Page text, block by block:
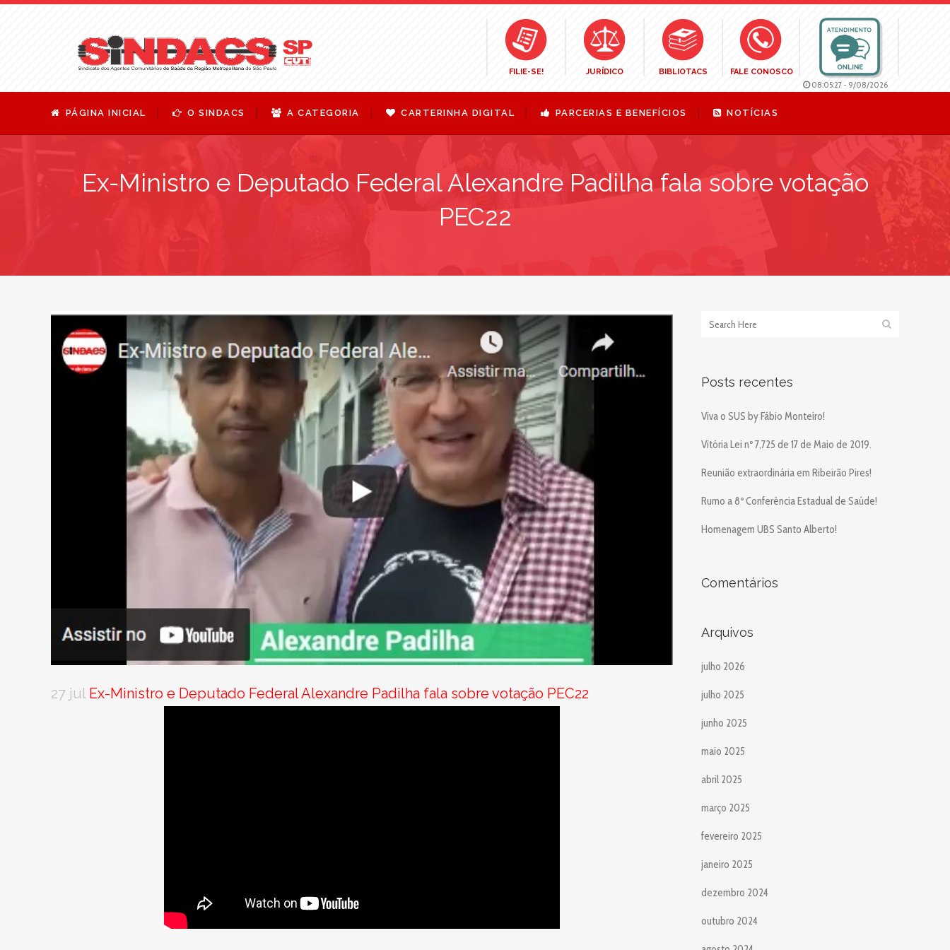
08:05:28 - 9/08/2026
FILIE-SE! JURÍDICO BIBLIOTACS FALE CONOSCO
PÁGINA INICIAL O SINDACS A CATEGORIA CARTERINHA DIGITAL PARCERIAS E BENEFÍCIOS NOTÍCIAS
Ex-Ministro e Deputado Federal Alexandre Padilha fala sobre votação
PEC22
27 jul Ex-Ministro e Deputado Federal Alexandre Padilha fala sobre votação PEC22
Posts recentes
Viva o SUS by Fábio Monteiro!
Vitória Lei nº 7,725 de 17 de Maio de 2019.
Reunião extraordinária em Ribeirão Pires!
Rumo a 8º Conferência Estadual de Saúde!
Homenagem UBS Santo Alberto!
Comentários
Arquivos
julho 2026
julho 2025
junho 2025
maio 2025
abril 2025
março 2025
fevereiro 2025
janeiro 2025
dezembro 2024
outubro 2024